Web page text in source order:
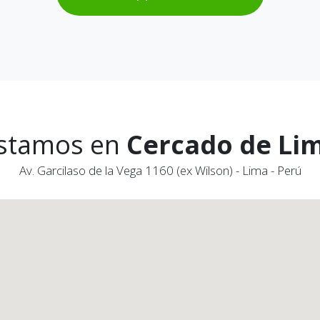
en Cercado de
Av. Garcilaso de la Vega 1160 (ex Wilson) - Lima - Perú